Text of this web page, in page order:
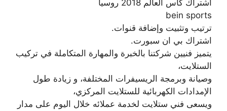
اشتراك كاس العالم 2018 روسيا
bein sports
ترتيب وتثبيت وإضافة قنوات.
اشتراك بي ان سبورت.
يتميز فنيين شركتنا بالخبرة والمهارة المتكاملة في تركيب
الستلايت،
وصيانة وبرمجة الريسيفرات المختلفة، و زيادة طول
الإمدادات الكهربائية للستلايت المركزي،
ويسعى فني ستلايت لخدمة عملائه خلال اليوم على مدار